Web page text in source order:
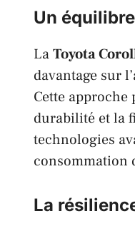
Un
LaToyota
davantage sur
Cette
durabilité et la
technologies
consommation
La